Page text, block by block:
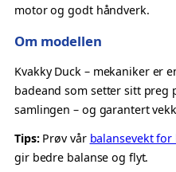
d
e
k
a
n
k
e
motor og godt håndverk.
Om modellen
Kvakky Duck – mekaniker er
badeand som setter sitt preg
samlingen – og garantert
Tips:Prøv vår balansevekt for
gir bedre balanse og flyt.